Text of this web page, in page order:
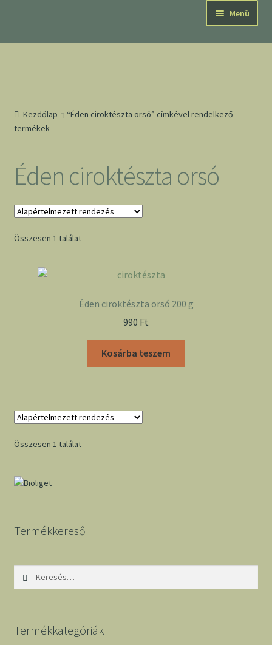
Menü
Kezdőlap
“Éden ciroktészta orsó” címkével rendelkező
termékek
Éden ciroktészta orsó
Összesen 1 találat
Éden ciroktészta orsó 200 g
990 Ft
Kosárba teszem
Összesen 1 találat
Termékkereső
Termékkategóriák